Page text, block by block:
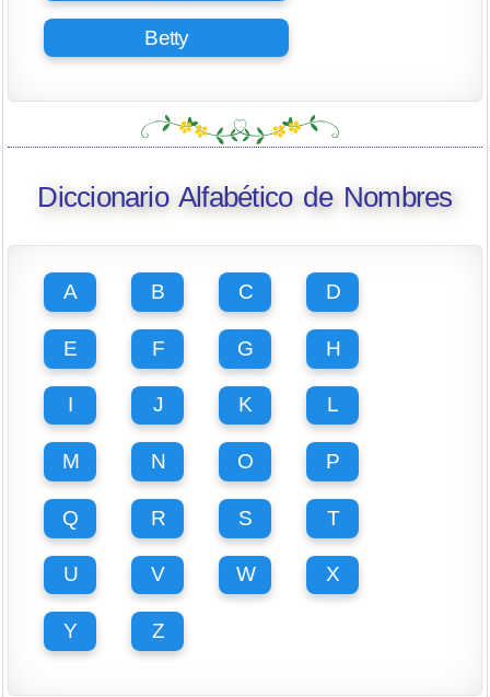
Betty
Diccionario Alfabético de Nombres
A B C D
E F G H
I J K L
M N O P
Q R S T
U V W X
Y Z